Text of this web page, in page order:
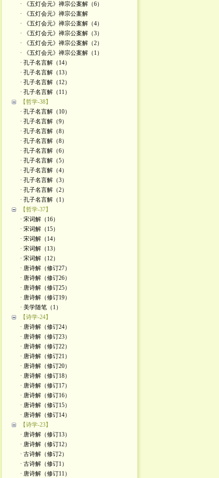
· 《五灯会元》禅宗公案解（6）
· 《五灯会元》禅宗公案解
· 《五灯会元》禅宗公案解（4）
· 《五灯会元》禅宗公案解（3）
· 《五灯会元》禅宗公案解（2）
· 《五灯会元》禅宗公案解（1）
· 孔子名言解（14）
· 孔子名言解（13）
· 孔子名言解（12）
· 孔子名言解（11）
【哲学-38】
· 孔子名言解（10）
· 孔子名言解（9）
· 孔子名言解（8）
· 孔子名言解（8）
· 孔子名言解（6）
· 孔子名言解（5）
· 孔子名言解（4）
· 孔子名言解（3）
· 孔子名言解（2）
· 孔子名言解（1）
【哲学-37】
· 宋词解（16）
· 宋词解（15）
· 宋词解（14）
· 宋词解（13）
· 宋词解（12）
· 唐诗解（修订27）
· 唐诗解（修订26）
· 唐诗解（修订25）
· 唐诗解（修订19）
· 美学随笔（1）
【诗学-24】
· 唐诗解（修订24）
· 唐诗解（修订23）
· 唐诗解（修订22）
· 唐诗解（修订21）
· 唐诗解（修订20）
· 唐诗解（修订18）
· 唐诗解（修订17）
· 唐诗解（修订16）
· 唐诗解（修订15）
· 唐诗解（修订14）
【诗学-23】
· 唐诗解（修订13）
· 唐诗解（修订12）
· 古诗解（修订2）
· 古诗解（修订1）
· 唐诗解（修订11）